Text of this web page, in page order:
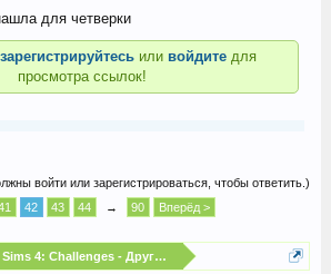
для четверки
зарегистрируйтесьили войдите для
просмотра ссылок!
войти или зарегистрироваться, чтобы ответить.)
42 43 44 → 90 Вперёд >
4: Challenges - Другие испытания